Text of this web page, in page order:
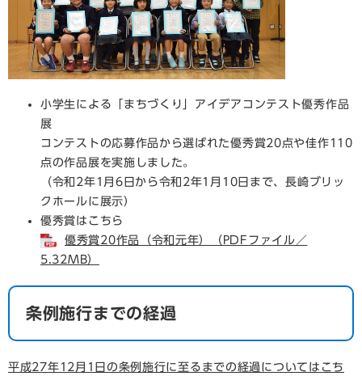
小学生による「まちづくり」アイデアコンテスト優秀作品
展
コンテストの応募作品から選ばれた優秀賞20点や佳作110
点の作品展を実施しました。
（令和2年1月6日から令和2年1月10日まで、長崎ブリッ
クホールに展示）
優秀賞はこちら
優秀賞20作品（令和元年）（PDFファイル／
5.32MB）
条例施行までの経過
平成27年12月1日の条例施行に至るまでの経過についてはこち